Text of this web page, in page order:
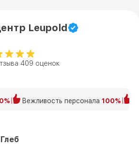
Leupold
409 оценок
Вежливость персонала 100%